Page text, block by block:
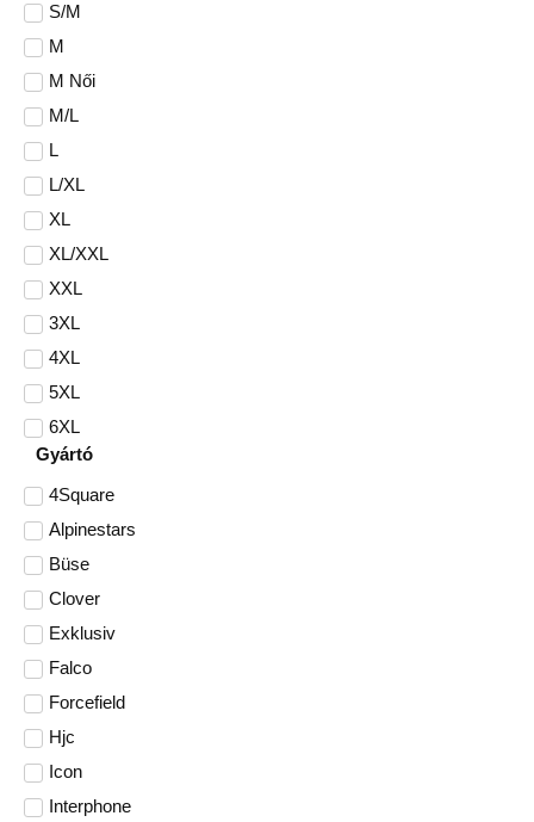
S/M
M
M Női
M/L
L
L/XL
XL
XL/XXL
XXL
3XL
4XL
5XL
6XL
Gyártó
4Square
Alpinestars
Büse
Clover
Exklusiv
Falco
Forcefield
Hjc
Icon
Interphone